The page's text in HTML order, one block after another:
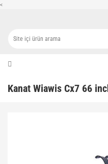
<
Kanat Wiawis Cx7 66